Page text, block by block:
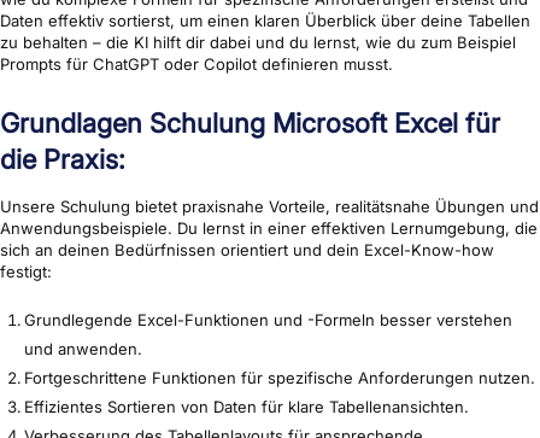
Daten effektiv sortierst, um einen klaren Überblick über deine Tabellen
zu behalten – die KI hilft dir dabei und du lernst, wie du zum Beispiel
Prompts für ChatGPT oder Copilot definieren musst.
Grundlagen Schulung Microsoft Excel für
die Praxis:
Unsere Schulung bietet praxisnahe Vorteile, realitätsnahe Übungen und
Anwendungsbeispiele. Du lernst in einer effektiven Lernumgebung, die
sich an deinen Bedürfnissen orientiert und dein Excel-Know-how
festigt:
Grundlegende Excel-Funktionen und -Formeln besser verstehen
und anwenden.
Fortgeschrittene Funktionen für spezifische Anforderungen nutzen.
Effizientes Sortieren von Daten für klare Tabellenansichten.